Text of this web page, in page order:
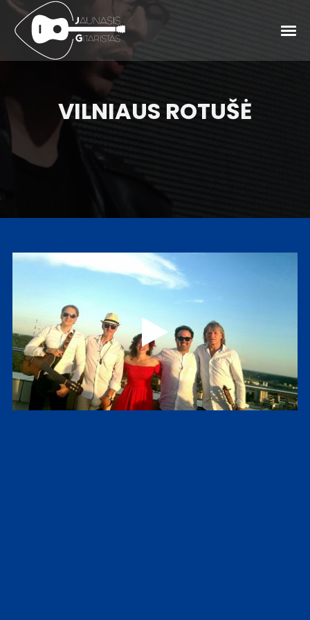
VILNIAUS ROTUŠĖ